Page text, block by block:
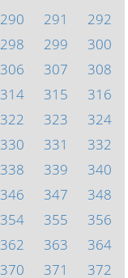
290 291
292
298 299
300
306 307
308
314 315
316
322 323
324
330 331
332
338 339
340
346 347
348
354 355
356
362 363
364
370 371 372